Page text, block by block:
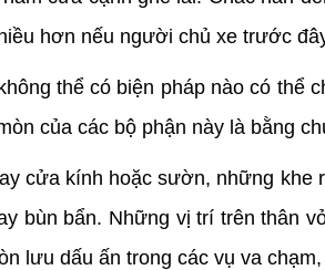
hơn nếu người chủ xe trước
thể có biện pháp nào có thể
của các bộ phận này là bằng
cửa kính hoặc sườn, những
bùn bẩn. Những vị trí trên thân
lưu dấu ấn trong các vụ va